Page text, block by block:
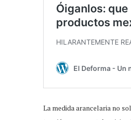
La medida arancelaria no